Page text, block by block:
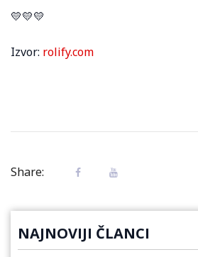
💛💛💛
Izvor: rolify.com
Share:
NAJNOVIJI ČLANCI